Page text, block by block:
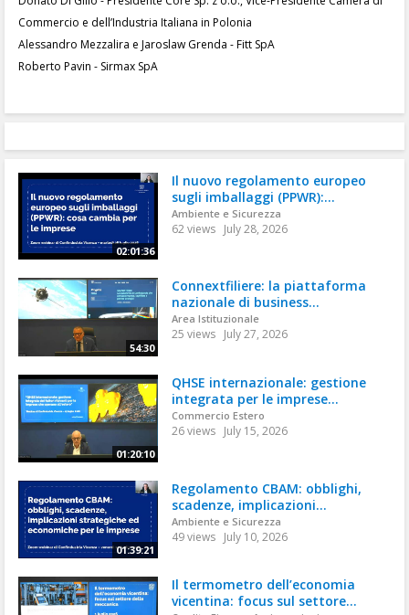
Commercio e dell’Industria Italiana in Polonia
Alessandro Mezzalira e Jaroslaw Grenda - Fitt SpA
Roberto Pavin - Sirmax SpA
02:01:36
Il nuovo regolamento europeo
sugli imballaggi (PPWR):...
Ambiente e Sicurezza
62 views July 28, 2026
54:30
Connextfiliere: la piattaforma
nazionale di business...
Area Istituzionale
25 views July 27, 2026
01:20:10
QHSE internazionale: gestione
integrata per le imprese...
Commercio Estero
26 views July 15, 2026
01:39:21
Regolamento CBAM: obblighi,
scadenze, implicazioni...
Ambiente e Sicurezza
49 views July 10, 2026
Il termometro dell’economia
vicentina: focus sul settore...